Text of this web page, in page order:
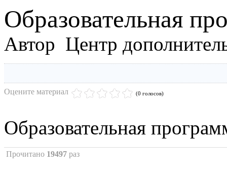
Образовательная
Автор Центр
Оцените материал (0 голосов)
Образовательная
Прочитано 19497 раз